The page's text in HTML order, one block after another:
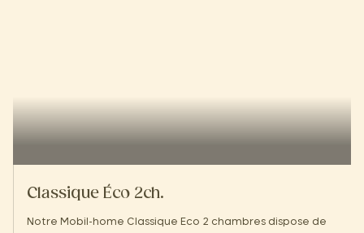
Classique Éco 2ch.
Notre Mobil-home Classique Eco 2 chambres dispose de